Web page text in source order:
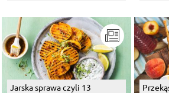
Jarska sprawa czyli 13